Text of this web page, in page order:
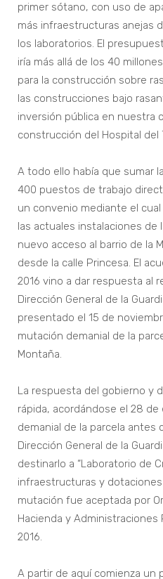
primer sótano, con uso de
más infraestructuras anejas
los laboratorios. El
iría más allá de los 40
para la construcción sobre
las construcciones bajo
inversión pública en nuestra
construcción del Hospital del
A todo ello había que sumar
400 puestos de trabajo
un convenio mediante el
las actuales instalaciones de
nuevo acceso al barrio de la
desde la calle Princesa. El
2016 vino a dar respuesta al
Dirección General de la
presentado el 15 de
mutación demanial de la
Montaña.
La respuesta del gobierno y
rápida, acordándose el 28
demanial de la parcela antes
Dirección General de la
destinarlo a “Laboratorio de
infraestructuras y dotaciones
mutación fue aceptada por
Hacienda y Administraciones
2016.
A partir de aquí comienza un